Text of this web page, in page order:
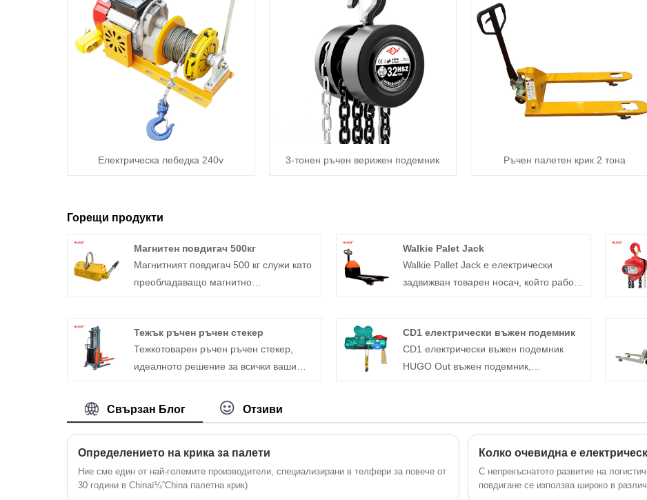
Електрическа лебедка 240v 3-тонен ръчен верижен подемник Ръчен палетен крик 2 тона
Горещи продукти
Магнитен повдигач 500кг
Магнитният повдигач 500 кг служи като
преобладаващо магнитно
полета за обработка. Той значително
подобрява ефективността на
захващане на магнитните стоманени
високоефективен рядкоземен
материал Ndfeb (с N>40) като ядро,
този повдигач използва ръчна дръжка
за завъртане на патронника. Това
въртене променя магнитната система в
ядрото на Ndfeb, което позволява
Walkie Palet Jack
Walkie Pallet Jack е електрически
задвижван товарен носач, който работи
разстояния. Широко използван в
различни среди като работилници,
складове, докове, гари и товарни
производителността и минимизиране
на усилието на труда.
Тежък ръчен ръчен стекер
Тежкотоварен ръчен ръчен стекер,
идеалното решение за всички ваши
здрава конструкция и издръжлив
дизайн, този ръчен стакер е създаден
да издържи и може да се справя с
лекота с тежки товари.
CD1 електрически въжен подемник
CD1 електрически въжен подемник
HUGO Out въжен подемник,
Свързан Блог Отзиви
Определението на крика за палети
Ние сме един от най-големите производители, специализирани в телфери за повече от
30 години в Chinaï¼ˆChina палетна крик)
С непрекъснатото развитие на
повдигане се използва широко в